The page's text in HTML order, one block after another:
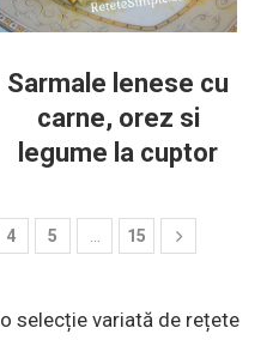
Sarmale lenese cu
carne, orez si
legume la cuptor
4 5 15
selecție variată de rețete